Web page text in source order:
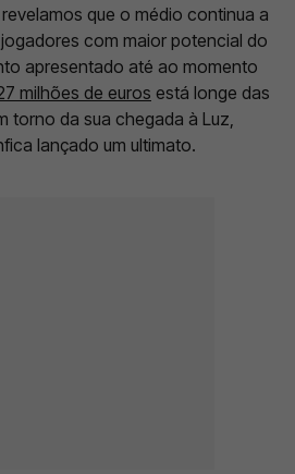
que o médio continua a
com maior potencial do
apresentado até ao momento
milhões de euros está longe das
torno da sua chegada à Luz,
lançado um ultimato.